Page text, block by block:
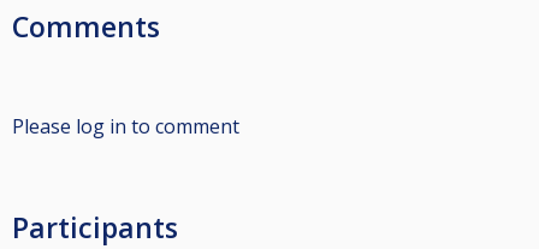
Comments
Please log in to comment
Participants